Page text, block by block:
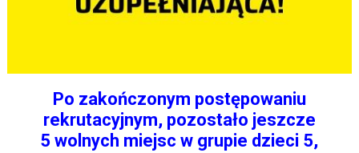
Po zakończonym postępowaniu
rekrutacyjnym, pozostało jeszcze
5 wolnych miejsc w grupie dzieci 5,